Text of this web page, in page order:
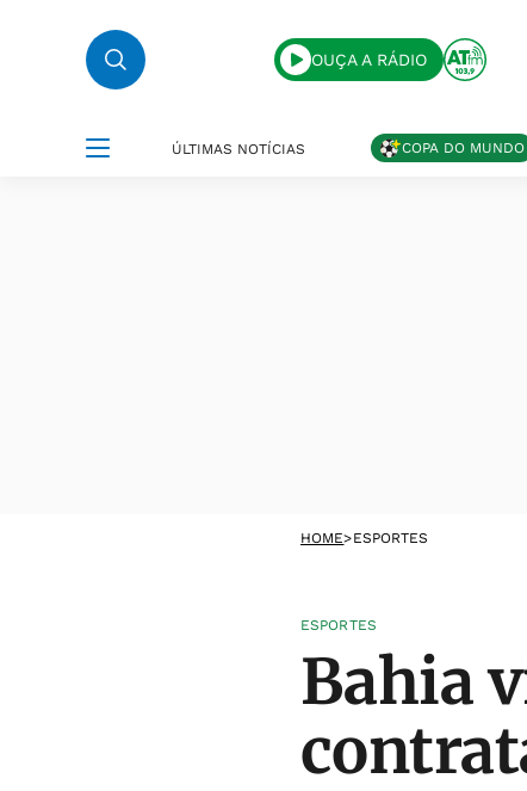
OUÇA A RÁDIO
ÚLTIMAS NOTÍCIAS COPA DO MUNDO
HOME>ESPORTES
ESPORTES
Bahia